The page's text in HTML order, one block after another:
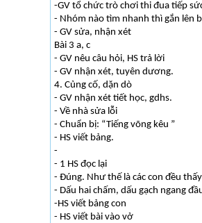
-GV tổ chức trò chơi thi đua tiếp
- Nhóm nào tìm nhanh thì gắn lên
- GV sửa, nhận xét
Bài 3 a, c
- GV nêu câu hỏi, HS trả lời
- GV nhận xét, tuyên dương.
4. Củng cố, dặn dò
- GV nhận xét tiết học, gdhs.
- Về nhà sửa lỗi
- Chuẩn bị: “Tiếng võng kêu ”
- HS viết bảng.
-
- 1 HS đọc lại
- Đúng. Như thế là các con đều
- Dấu hai chấm, dấu gạch ngang
-HS viết bảng con
- HS viết bài vào vở